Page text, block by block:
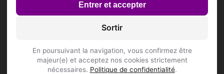
Entrer et accepter
Sortir
En poursuivant la navigation, vous confirmez être
majeur(e) et acceptez nos cookies strictement
nécessaires. Politique de confidentialité.
Questions fréquentes